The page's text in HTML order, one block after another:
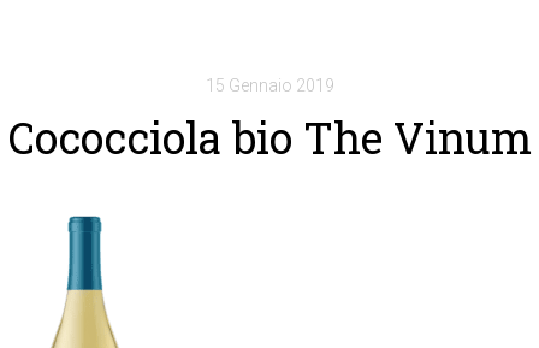
15 Gennaio 2019
Cococciola bio The Vinum